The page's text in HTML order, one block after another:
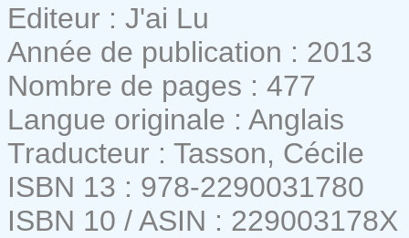
Editeur : J'ai Lu
Année de publication : 2013
Nombre de pages : 477
Langue originale : Anglais
Traducteur : Tasson, Cécile
ISBN 13 : 978-2290031780
ISBN 10 / ASIN : 229003178X